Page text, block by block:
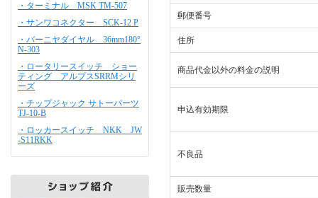
・ターミナル MSK TM-507
・サンワコネクター SCK-12 P
・バーニヤダイヤル 36mm180°
N-303
・ロータリースイッチ ショー
ティング アルプスSRRMシリ
ーズ
・チップジャック サトーパーツ
TJ-10-B
・ロッカースイッチ NKK JW
-S11RKK
郵便番号
住所
商品代金以外の料金の説明
申込有効期限
不良品
販売数量